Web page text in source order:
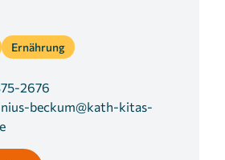
Ernährung
2676
beckum@kath-kitas-